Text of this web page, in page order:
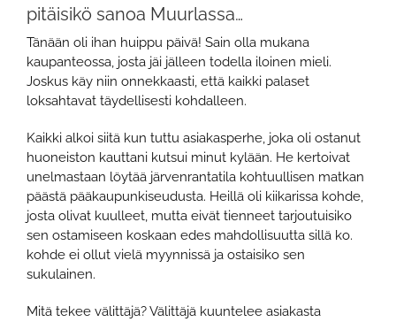
pitäisikö sanoa Muurlassa…
Tänään oli ihan huippu päivä! Sain olla mukana
kaupanteossa, josta jäi jälleen todella iloinen mieli.
Joskus käy niin onnekkaasti, että kaikki palaset
loksahtavat täydellisesti kohdalleen.
Kaikki alkoi siitä kun tuttu asiakasperhe, joka oli ostanut
huoneiston kauttani kutsui minut kylään. He kertoivat
unelmastaan löytää järvenrantatila kohtuullisen matkan
päästä pääkaupunkiseudusta. Heillä oli kiikarissa kohde,
josta olivat kuulleet, mutta eivät tienneet tarjoutuisiko
sen ostamiseen koskaan edes mahdollisuutta sillä ko.
kohde ei ollut vielä myynnissä ja ostaisiko sen
sukulainen.
Mitä tekee välittäjä? Välittäjä kuuntelee asiakasta